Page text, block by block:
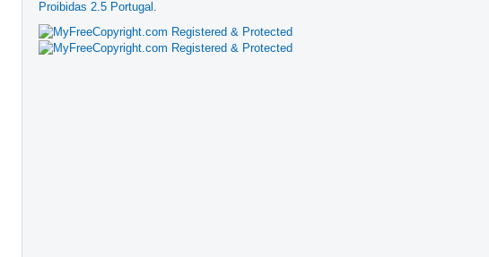
Proibidas 2.5 Portugal